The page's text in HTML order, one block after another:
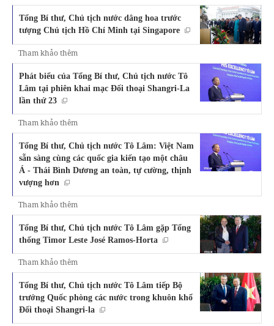
Tổng Bí thư, Chủ tịch nước dâng hoa trước
tượng Chủ tịch Hồ Chí Minh tại Singapore
Tham khảo thêm
Phát biểu của Tổng Bí thư, Chủ tịch nước Tô
Lâm tại phiên khai mạc Đối thoại Shangri-La
lần thứ 23
Tham khảo thêm
Tổng Bí thư, Chủ tịch nước Tô Lâm: Việt Nam
sẵn sàng cùng các quốc gia kiến tạo một châu
Á - Thái Bình Dương an toàn, tự cường, thịnh
vượng hơn
Tham khảo thêm
Tổng Bí thư, Chủ tịch nước Tô Lâm gặp Tổng
thống Timor Leste José Ramos-Horta
Tham khảo thêm
Tổng Bí thư, Chủ tịch nước Tô Lâm tiếp Bộ
trưởng Quốc phòng các nước trong khuôn khổ
Đối thoại Shangri-la